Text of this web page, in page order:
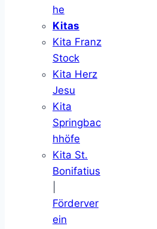
he
Kitas
Kita Franz
Stock
Kita Herz
Jesu
Kita
Springbac
hhöfe
Kita St.
Bonifatius
Förderver
ein